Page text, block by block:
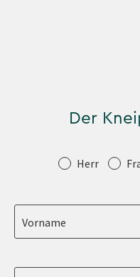
Der
Anrede Herr
Vorname